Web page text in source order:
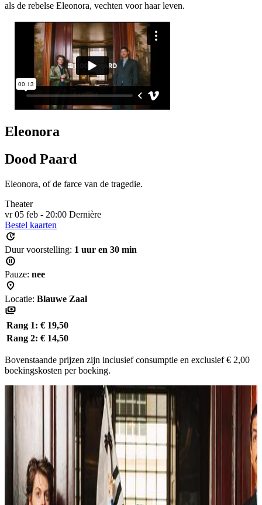
als de rebelse Eleonora, vechten voor haar leven.
Eleonora
Dood Paard
Eleonora, of de farce van de tragedie.
Theater
vr 05 feb - 20:00 Dernière
Bestel kaarten
Duur voorstelling: 1 uur en 30 min
Pauze: nee
Locatie: Blauwe Zaal
Rang 1: € 19,50
Rang 2: € 14,50
Bovenstaande prijzen zijn inclusief consumptie en exclusief € 2,00
boekingskosten per boeking.